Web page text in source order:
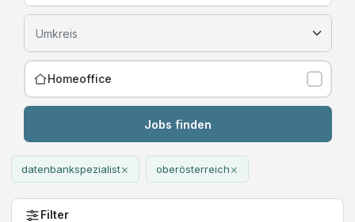
Homeoffice
Jobs finden
datenbankspezialist× oberösterreich×
Filter